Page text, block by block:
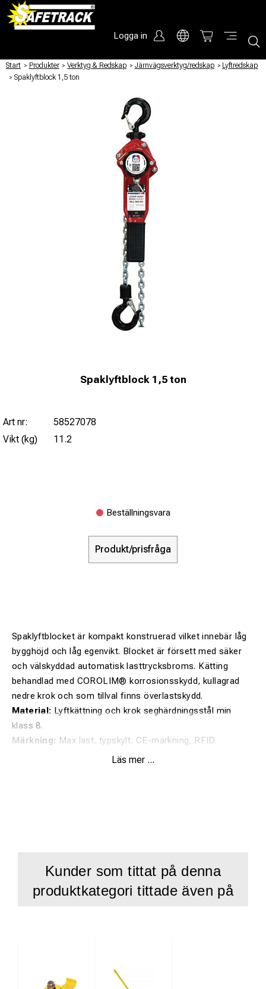
Logga in
Start / Produkter / Verktyg & Redskap / Järnvägsverktyg/redskap / Lyftredskap
/ Spaklyftblock 1,5 ton
Spaklyftblock 1,5 ton
Art nr:
58527078
Vikt (kg)
11.2
Beställningsvara
Produkt/prisfråga
Spaklyftblocket är kompakt konstruerad vilket innebär låg
bygghöjd och låg egenvikt. Blocket är försett med säker
och välskyddad automatisk lasttrycksbroms. Kätting
behandlad med COROLIM® korrosionsskydd, kullagrad
nedre krok och som tillval finns överlastskydd.
Material: Lyftkättning och krok seghärdningsstål min
klass 8.
Märkning: Max last, typskylt, CE-märkning, RFID.
Läs mer ...
Kunder som tittat på denna
produktkategori tittade även på